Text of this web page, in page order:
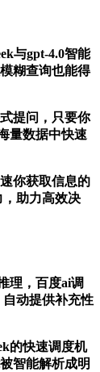
与gpt-4.0智能
糊查询也能得
提问，只要你
量数据中快速
你获取信息的
助力高效决
理，百度ai调
动提供补充性
的快速调度机
智能解析成明